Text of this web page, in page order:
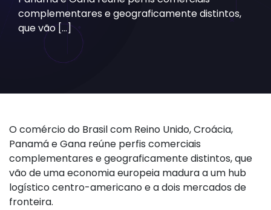
complementares e geograficamente distintos,
que vão […]
O comércio do Brasil com Reino Unido, Croácia,
Panamá e Gana reúne perfis comerciais
complementares e geograficamente distintos, que
vão de uma economia europeia madura a um hub
logístico centro-americano e a dois mercados de
fronteira.